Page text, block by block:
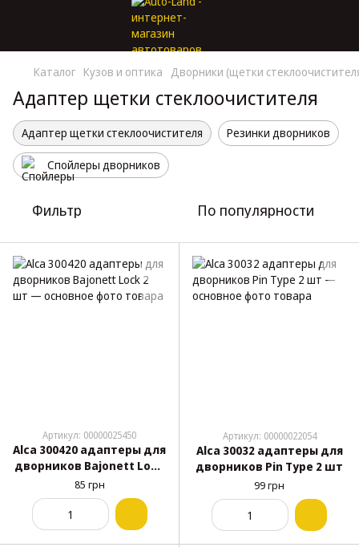
Каталог Кузов и оптика Дворники (щетки
Адаптер щетки стеклоочистителя
Адаптер щетки стеклоочистителя Резинки дворников
Спойлеры дворников
Фильтр По популярности
Артикул: 00000025450
Alca 300420 адаптеры для
дворников Bajonett Lock
2 шт
85 грн
Артикул: 00000022054
Alca 30032 адаптеры для
дворников Pin Type 2 шт
99 грн